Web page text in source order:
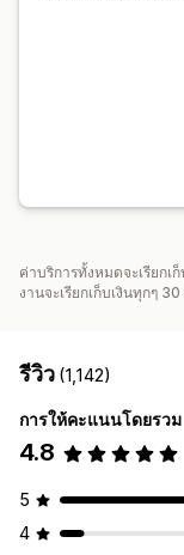
ค่าบริการทั้งหมดจะเรียกเ
งานจะเรียกเก็บเงินทุกๆ
รีวิว (1,142)
การให้คะแนนโดยรวม
4.8
5
4